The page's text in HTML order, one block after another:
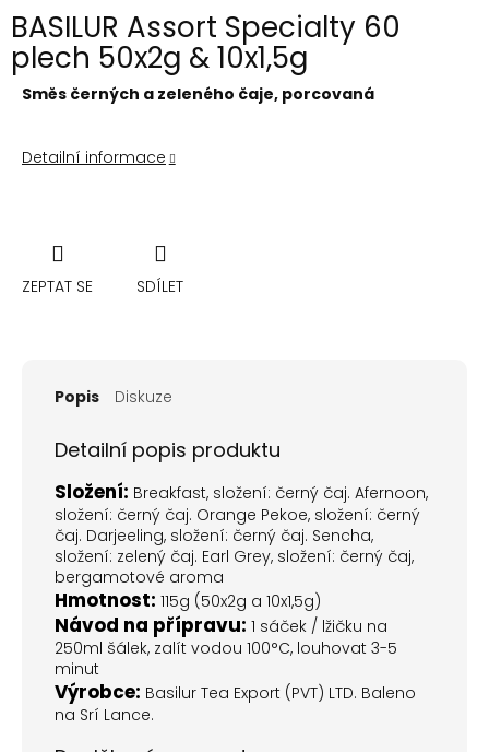
BASILUR Assort Specialty 60
plech 50x2g & 10x1,5g
Směs černých a zeleného čaje, porcovaná
Detailní informace
ZEPTAT SE SDÍLET
Popis Diskuze
Detailní popis produktu
Složení: Breakfast, složení: černý čaj. Afernoon,
složení: černý čaj. Orange Pekoe, složení: černý
čaj. Darjeeling, složení: černý čaj. Sencha,
složení: zelený čaj. Earl Grey, složení: černý čaj,
bergamotové aroma
Hmotnost: 115g (50x2g a 10x1,5g)
Návod na přípravu: 1 sáček / lžičku na
250ml šálek, zalít vodou 100°C, louhovat 3-5
minut
Výrobce: Basilur Tea Export (PVT) LTD. Baleno
na Srí Lance.